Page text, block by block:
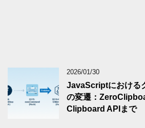
2026/01/30
JavaScriptにおける
の変遷：
Clipboard APIまで